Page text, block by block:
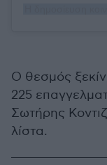
Ο θεσμός
225
Σωτήρης
λίστα.